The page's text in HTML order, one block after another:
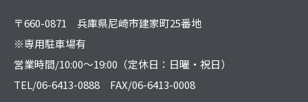
〒660-0871 兵庫県尼崎市建家町25番地
※専用駐車場有
営業時間/10:00～19:00（定休日：日曜・祝日）
TEL/06-6413-0888 FAX/06-6413-0008